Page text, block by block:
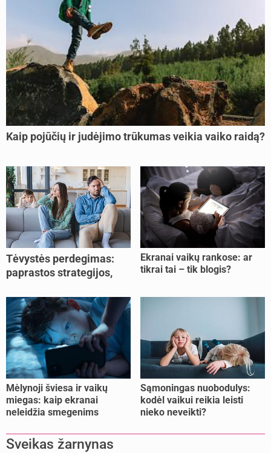
Kaip pojūčių ir judėjimo trūkumas veikia vaiko raidą?
Tėvystės perdegimas:
paprastos strategijos,
jėgas
Ekranai vaikų rankose: ar
tikrai tai – tik blogis?
Mėlynoji šviesa ir vaikų
miegas: kaip ekranai
neleidžia smegenims
Sąmoningas nuobodulys:
kodėl vaikui reikia leisti
nieko neveikti?
Sveikas žarnynas